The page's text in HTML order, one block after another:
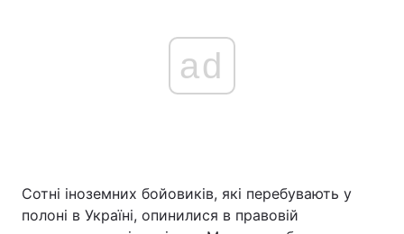
ad
Сотні іноземних бойовиків, які перебувають у
полоні в Україні, опинилися в правовій